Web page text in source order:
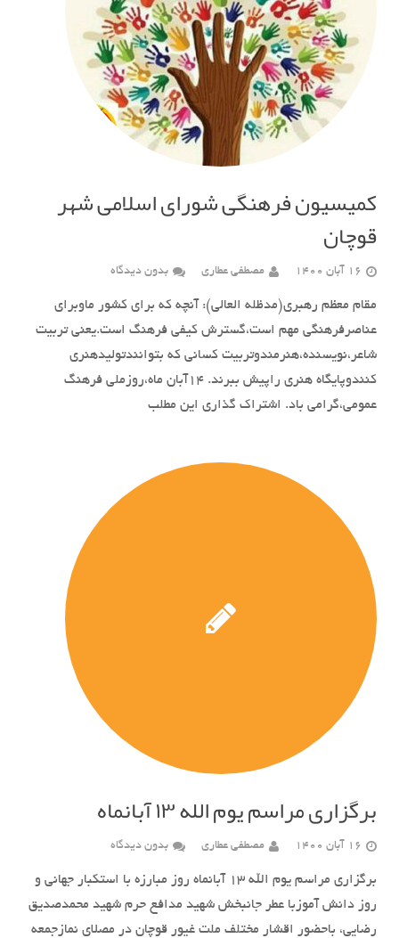
کمیسیون فرهنگی شورای اسلامی شهر
قوچان
16 آبان 1400 مصطفی عطاری بدون دیدگاه
مقام معظم رهبری(مدظله العالی): آنچه که برای کشور ماوبرای
عناصرفرهنگی مهم است،گسترش کیفی فرهنگ است.یعنی تربیت
شاعر،نویسنده،هنرمندوتربیت کسانی که بتوانندتولیدهنری
کنندوپایگاه هنری راپیش ببرند. ۱۴آبان ماه،روزملی فرهنگ
عمومی،گرامی باد. اشتراک گذاری این مطلب
برگزاری مراسم یوم الله ۱۳ آبانماه
16 آبان 1400 مصطفی عطاری بدون دیدگاه
برگزاری مراسم یوم الله ۱۳ آبانماه روز مبارزه با استکبار جهانی و
روز دانش آموزبا عطر جانبخش شهید مدافع حرم شهید محمدصدیق
رضایی، باحضور اقشار مختلف ملت غیور قوچان در مصلای نمازجمعه